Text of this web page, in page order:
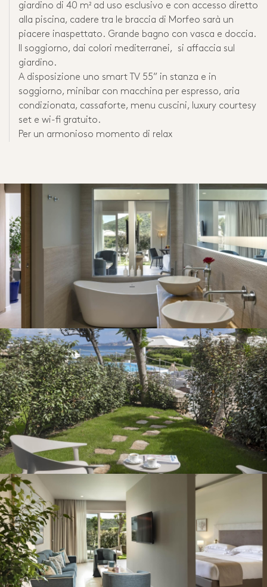
giardino di 40 m² ad uso esclusivo e con accesso diretto
alla piscina, cadere tra le braccia di Morfeo sarà un
piacere inaspettato. Grande bagno con vasca e doccia.
Il soggiorno, dai colori mediterranei, si affaccia sul
giardino.
A disposizione uno smart TV 55” in stanza e in
soggiorno, minibar con macchina per espresso, aria
condizionata, cassaforte, menu cuscini, luxury courtesy
set e wi-fi gratuito.
Per un armonioso momento di relax